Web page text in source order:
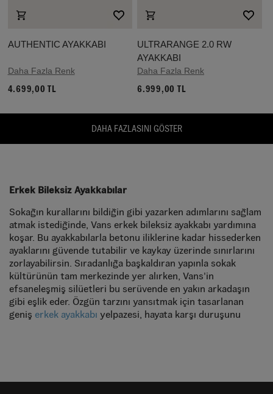
AUTHENTIC AYAKKABI
Daha Fazla Renk
4.699,00 TL
ULTRARANGE 2.0 RW
AYAKKABI
Daha Fazla Renk
6.999,00 TL
DAHA FAZLASINI GÖSTER
Erkek Bileksiz Ayakkabılar
Sokağın kurallarını bildiğin gibi yazarken adımlarını sağlam
atmak istediğinde, Vans erkek bileksiz ayakkabı yardımına
koşar. Bu ayakkabılarla betonu iliklerine kadar hissederken
ayaklarını güvende tutabilir ve kaykay üzerinde sınırlarını
zorlayabilirsin. Sıradanlığa başkaldıran yapınla sokak
kültürünün tam merkezinde yer alırken, Vans'in
efsaneleşmiş silüetleri bu serüvende en yakın arkadaşın
gibi eşlik eder. Özgün tarzını yansıtmak için tasarlanan
geniş erkek ayakkabı yelpazesi, hayata karşı duruşunu